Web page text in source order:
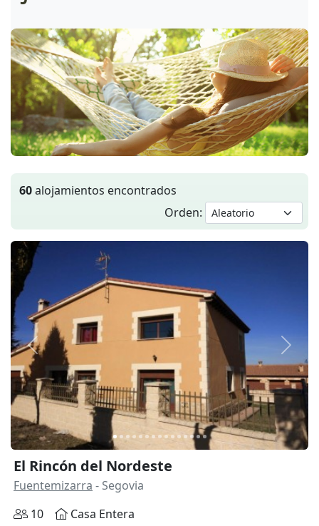
60alojamientos encontrados
Orden:
Anterior
El Rincón del Nordeste
Fuentemizarra - Segovia
10
Casa Entera